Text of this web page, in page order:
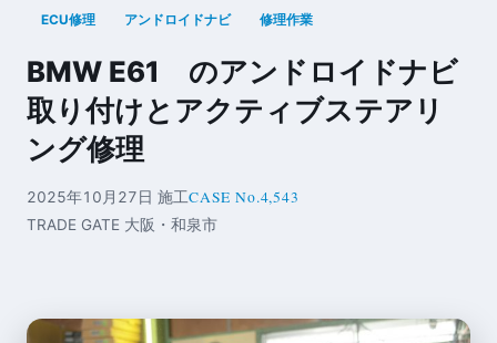
ECU修理 アンドロイドナビ 修理作業
BMW E61 のアンドロイドナビ
取り付けとアクティブステアリ
ング修理
2025年10月27日 施工CASE No.4,543
TRADE GATE 大阪・和泉市